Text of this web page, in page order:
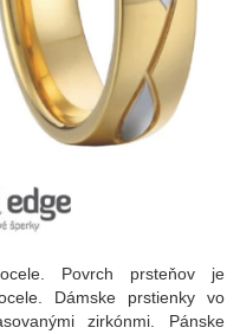
Povrch prsteňov je
Dámske prstienky vo
zirkónmi. Pánske